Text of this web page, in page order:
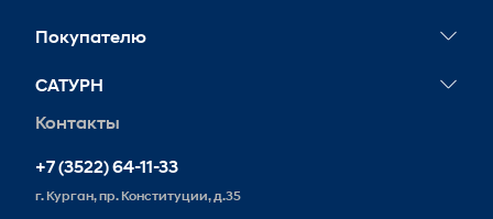
Сервисные акции
Покупателю
Тест-драйв
САТУРН
Контакты
+7 (3522) 64-11-33
г. Курган, пр. Конституции, д.35